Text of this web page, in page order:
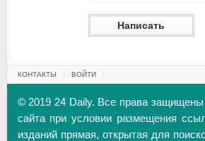
КОНТАКТЫ ВОЙТИ
© 2019 24 Daily. Все права защищены
сайта при условии размещения
изданий прямая, открытая для